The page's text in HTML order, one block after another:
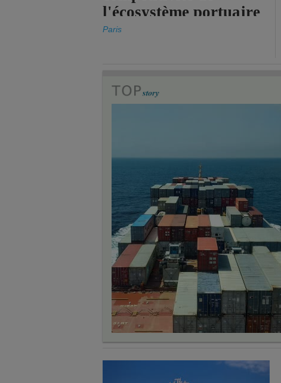
l'écosystème portuaire
de l'État.
Paris